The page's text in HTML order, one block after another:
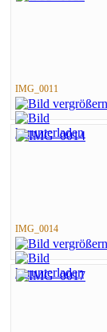
IMG_0011
IMG_0014